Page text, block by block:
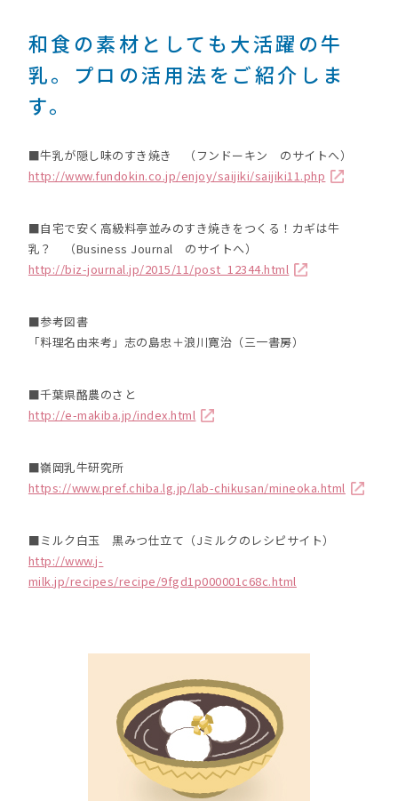
和食の素材としても大活躍の牛
乳。プロの活用法をご紹介しま
す。
■牛乳が隠し味のすき焼き （フンドーキン のサイトへ）
http://www.fundokin.co.jp/enjoy/saijiki/saijiki11.php
■自宅で安く高級料亭並みのすき焼きをつくる！カギは牛
乳？ （Business Journal のサイトへ）
http://biz-journal.jp/2015/11/post_12344.html
■参考図書
「料理名由来考」志の島忠＋浪川寛治（三一書房）
■千葉県酪農のさと
http://e-makiba.jp/index.html
■嶺岡乳牛研究所
https://www.pref.chiba.lg.jp/lab-chikusan/mineoka.html
■ミルク白玉 黒みつ仕立て（Jミルクのレシピサイト）
http://www.j-
milk.jp/recipes/recipe/9fgd1p000001c68c.html